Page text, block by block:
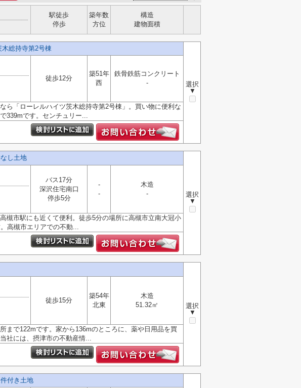
駅徒歩
停歩
築年数
方位
構造
建物面積
木総持寺第2号棟
選択
▼
徒歩12分
築51年
西
鉄骨鉄筋コンクリート
-
ら「ローレルハイツ茨木総持寺第2号棟」。買い物に便利な
339mです。センチュリー...
し土地
選択
▼
バス17分
深沢住宅南口
停歩5分
-
-
木造
-
市駅にも近くて便利。徒歩5分の場所に高槻市立南大冠小
高槻市エリアでの不動...
選択
▼
徒歩15分
築54年
北東
木造
51.32㎡
まで122mです。家から136mのところに、薬や日用品を買
社には、摂津市の不動産情...
付き土地